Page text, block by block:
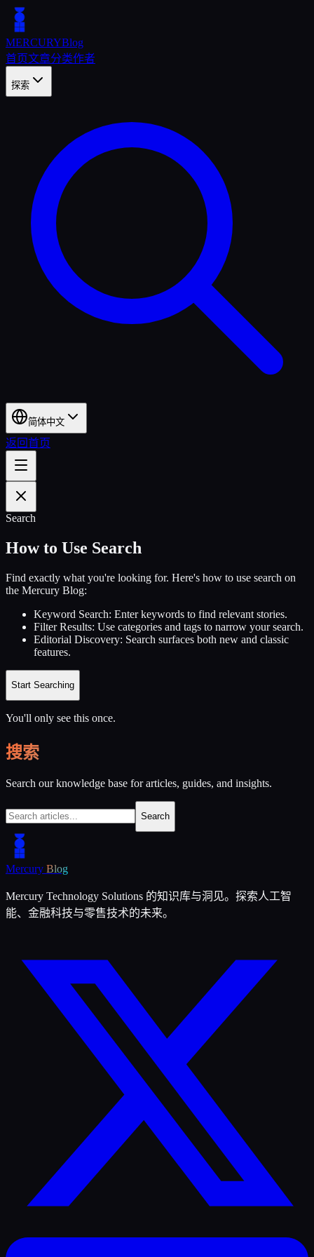
MERCURYBlog
首页文章分类作者
探索
简体中文
返回首页
Search
How to Use Search
Find exactly what you're looking for. Here's how to use search on
the Mercury Blog:
Keyword Search: Enter keywords to find relevant stories.
Filter Results: Use categories and tags to narrow your search.
Editorial Discovery: Search surfaces both new and classic
features.
Start Searching
You'll only see this once.
搜索
Search our knowledge base for articles, guides, and insights.
Search
Mercury Blog
Mercury Technology Solutions 的知识库与洞见。探索人工智
能、金融科技与零售技术的未来。